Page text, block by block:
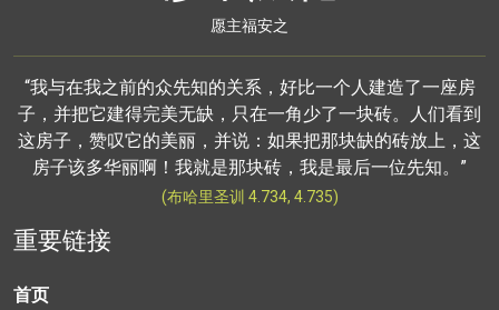
愿主福安之
“我与在我之前的众先知的关系，好比一个人建造了一座房
子，并把它建得完美无缺，只在一角少了一块砖。人们看到
这房子，赞叹它的美丽，并说：如果把那块缺的砖放上，这
房子该多华丽啊！我就是那块砖，我是最后一位先知。”
(布哈里圣训 4.734, 4.735)
重要链接
首页